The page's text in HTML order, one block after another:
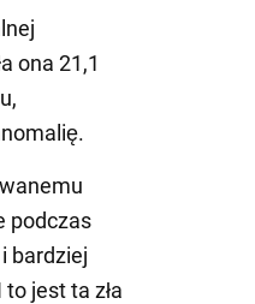
ona 21,1
podczas
bardziej
jest ta zła